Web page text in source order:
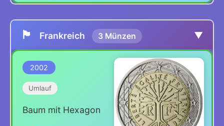
🏴 Frankreich 3 Münzen ▼
2002
Umlauf
Baum mit Hexagon